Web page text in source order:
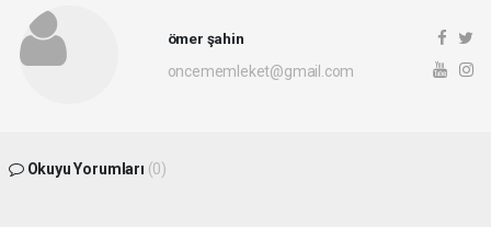
ömer şahin
oncememleket@gmail.com
Okuyu Yorumları (0)